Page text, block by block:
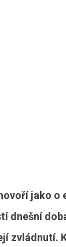
jako o
dnešní
zvládnutí.